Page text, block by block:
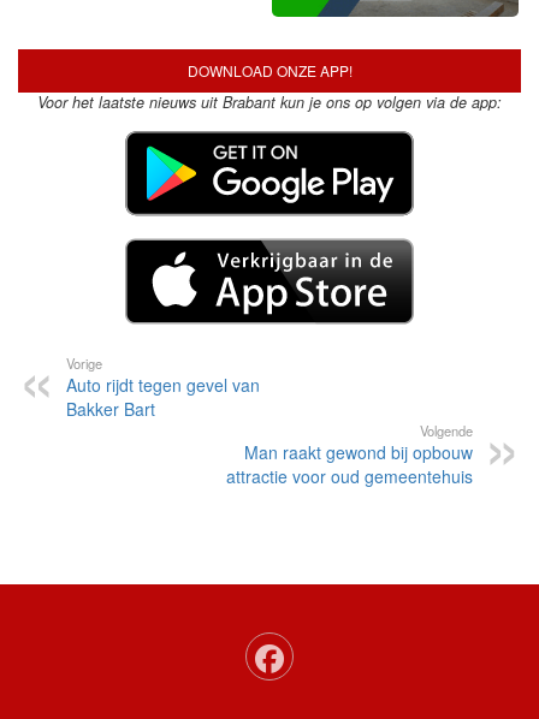
DOWNLOAD ONZE APP!
Voor het laatste nieuws uit Brabant kun je ons op volgen via de app:
Vorige
Auto rijdt tegen gevel van
Bakker Bart
Volgende
Man raakt gewond bij opbouw
attractie voor oud gemeentehuis